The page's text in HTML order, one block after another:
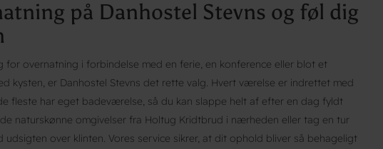
på Danhostel Stevns og føl dig
for overnatning i forbindelse med en ferie, en konference eller blot et
kysten, er Danhostel Stevns det rette valg. Hvert værelse er indrettet med
fleste har eget badeværelse, så du kan slappe helt af efter en dag fyldt
naturskønne omgivelser fra Holtug Kridtbrud i nærheden eller tag en tur
over klinten. Vores service sikrer, at dit ophold bliver så behageligt